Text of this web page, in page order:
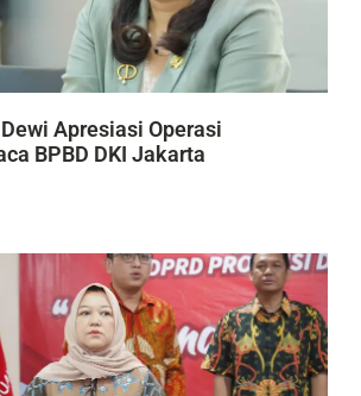
Apresiasi Operasi
BPBD DKI Jakarta